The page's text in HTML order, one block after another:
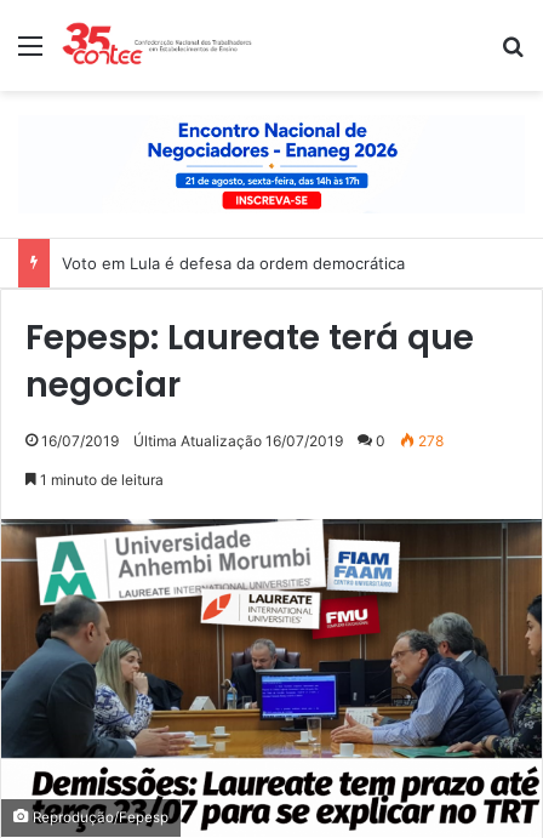
Menu
Voto em Lula é defesa da ordem democrática
Fepesp: Laureate terá que
negociar
16/07/2019 Última Atualização 16/07/2019 0 278
1 minuto de leitura
Reprodução/Fepesp